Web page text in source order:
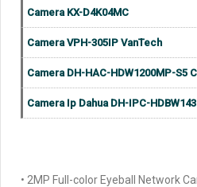
Camera KX-D4K04MC
Camera VPH-305IP VanTech
Camera DH-HAC-HDW1200MP-S5
Camera Ip Dahua DH-IPC-
• 2MP Full-color Eyeball Network